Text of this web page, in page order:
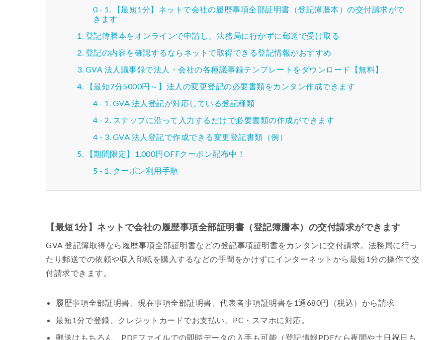
【最短1分】ネットで会社の履歴事項全部証明書（登記簿謄本）の交付請求がで
きます
登記簿謄本をオンラインで申請し、法務局に行かずに郵送で受け取る
登記の内容を確認するならネットで取得できる登記情報がおすすめ
GVA 法人議事録で法人・会社の各種議事録テンプレートをダウンロード【無料】
【最短7分5000円～】法人の変更登記の必要書類をカンタン作成できます
GVA 法人登記が対応している登記種類
ステップに沿って入力するだけで必要書類の作成ができます
GVA 法人登記で作成できる変更登記書類（例）
【期間限定】1,000円OFFクーポン配布中！
クーポン利用手順
【最短1分】ネットで会社の履歴事項全部証明書（登記簿謄本）の交付請求ができます
GVA 登記簿取得なら履歴事項全部証明書などの登記事項証明書をカンタンに交付請求。法務局に行っ
たり郵送での依頼や収入印紙を購入するなどの手間をかけずにインターネットから最短1分の操作で交
付請求できます。
履歴事項全部証明書、現在事項全部証明書、代表者事項証明書を1通680円（税込）から請求
最短1分で登録、クレジットカードでお支払い。PC・スマホに対応。
郵送はもちろん、PDFファイルでの即時データの入手も可能（登記情報PDFなら夜間や土日祝日も